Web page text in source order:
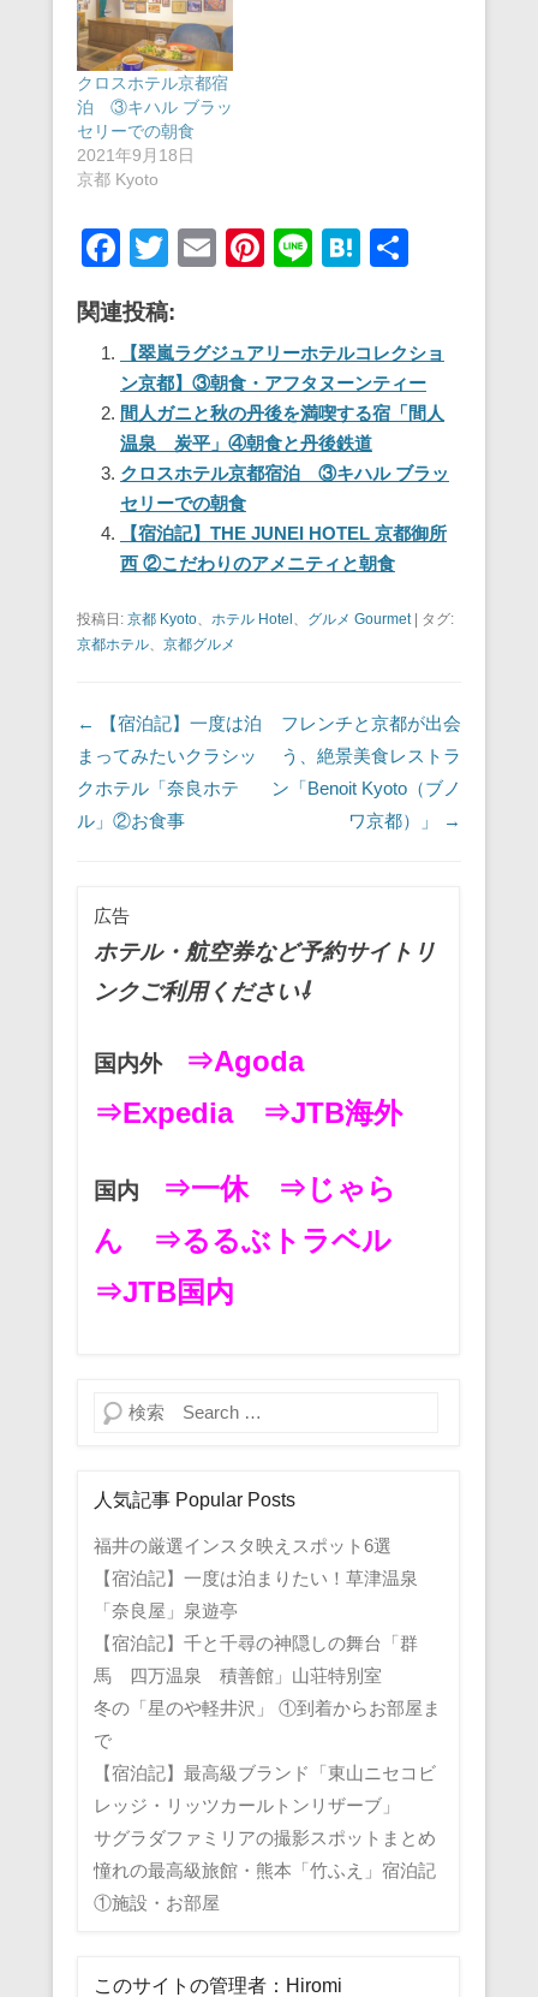
クロスホテル京都宿
泊 ③キハル ブラッ
セリーでの朝食
2021年9月18日
京都 Kyoto
F
c
e
b
o
o
k
T
tt
er
E
Pi
e
st
Li
H
n
a
関連投稿:
【翠嵐ラグジュアリーホテルコレクショ
ン京都】③朝食・アフタヌーンティー
間人ガニと秋の丹後を満喫する宿「間人
温泉 炭平」④朝食と丹後鉄道
クロスホテル京都宿泊 ③キハル ブラッ
セリーでの朝食
【宿泊記】THE JUNEI HOTEL 京都御所
西 ②こだわりのアメニティと朝食
投稿日: 京都 Kyoto、 ホテル Hotel 、 グルメ Gourmet| タグ:
京都ホテル、 京都グルメ
投稿ナビゲーション
←
【宿泊記】一度は泊
まってみたいクラシッ
クホテル「奈良ホテ
ル」②お食事
フレンチと京都が出会
う、絶景美食レストラ
ン「Benoit Kyoto（ブノ
ワ京都）」
→
広告
ホテル・航空券など予約サイトリ
ンクご利用ください⇩
国内外
⇒Agoda
⇒Expedia
⇒JTB海外
国内 ⇒一休
⇒じゃら
ん
⇒るるぶトラベル
⇒JTB国内
検索
人気記事 Popular Posts
福井の厳選インスタ映えスポット6選
【宿泊記】一度は泊まりたい！草津温泉
「奈良屋」泉遊亭
【宿泊記】千と千尋の神隠しの舞台「群
馬 四万温泉 積善館」山荘特別室
冬の「星のや軽井沢」 ①到着からお部屋ま
で
【宿泊記】最高級ブランド「東山ニセコビ
レッジ・リッツカールトンリザーブ」
サグラダファミリアの撮影スポットまとめ
憧れの最高級旅館・熊本「竹ふえ」宿泊記
①施設・お部屋
このサイトの管理者：Hiromi